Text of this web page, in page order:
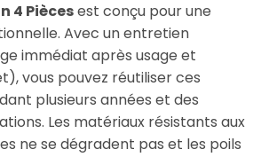
4 Piècesest conçu pour une
Avec un entretien
immédiat après usage et
vous pouvez réutiliser ces
plusieurs années et des
Les matériaux résistants aux
ne se dégradent pas et les poils